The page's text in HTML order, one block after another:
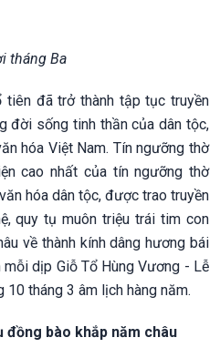
tháng Ba
đã trở thành tập tục truyền
đời sống tinh thần của dân tộc,
hóa Việt Nam. Tín ngưỡng thờ
cao nhất của tín ngưỡng thờ
hóa dân tộc, được trao truyền
quy tụ muôn triệu trái tim con
về thành kính dâng hương bái
dịp Giỗ Tổ Hùng Vương - Lễ
tháng 3 âm lịch hàng năm.
đồng bào khắp năm châu